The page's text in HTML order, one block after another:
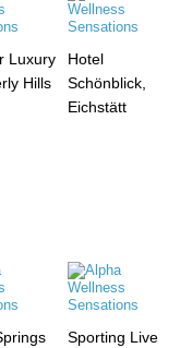
Luxury
Hills
Hotel
Schönblick,
Eichstätt
Sporting Live